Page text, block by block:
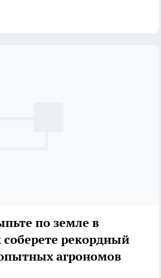
по земле в
рекордный
агрономов